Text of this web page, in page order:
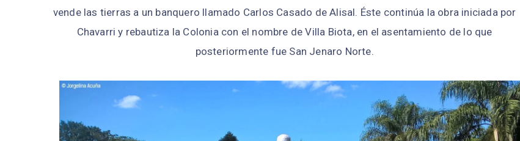
vende las tierras a un banquero llamado Carlos Casado de Alisal. Éste continúa la obra iniciada por
Chavarri y rebautiza la Colonia con el nombre de Villa Biota, en el asentamiento de lo que
posteriormente fue San Jenaro Norte.